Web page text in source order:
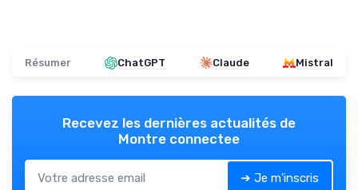
Résumer ChatGPT Claude Mistral
Recevez les dernières actualités de
Montre connectee
➔ Je m'inscris